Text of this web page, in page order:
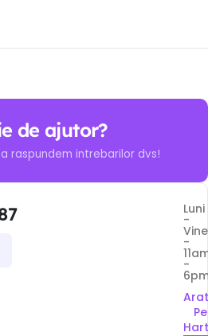
de ajutor?
raspundem intrebarilor dvs!
Luni
-
-
-
Pe